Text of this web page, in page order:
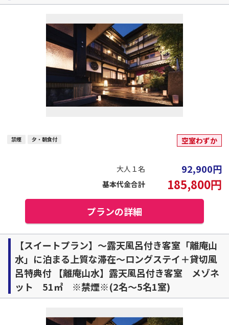
禁煙 夕・朝食付 空室わずか
大人１名 92,900円
基本代金合計 185,800円
プランの詳細
【スイートプラン】～露天風呂付き客室「離庵山
水」に泊まる上質な滞在～ロングステイ＋貸切風
呂特典付 【離庵山水】露天風呂付き客室 メゾネ
ット 51㎡ ※禁煙※(2名～5名1室)